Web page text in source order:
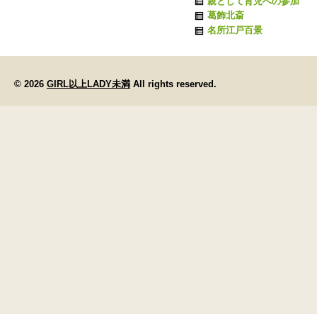
葛飾北斎
名所江戸百景
© 2026 GIRL以上LADY未満 All rights reserved.